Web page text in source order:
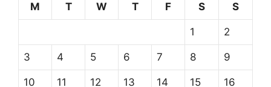
M
T W T F S S
1 2
3 4 5 6 7 8 9
10 11 12 13 14 15 16